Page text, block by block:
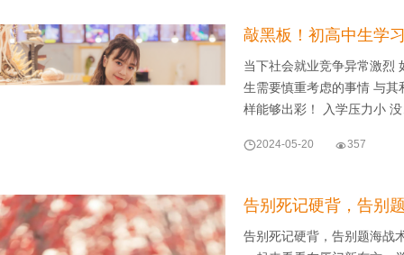
敲黑板！初高中生学
当下社会就业竞争异常激烈
生需要慎重考虑的事情 与
样能够出彩！ 入学压力小
2024-05-20 357
告别死记硬背，告别
告别死记硬背，告别题海战